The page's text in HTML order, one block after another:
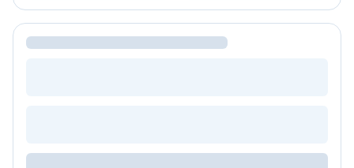
Ceai
Bacanie
BLACK FRIDAY
Contact